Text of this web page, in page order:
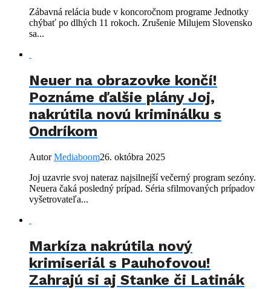
Zábavná relácia bude v koncoročnom programe Jednotky
chýbať po dlhých 11 rokoch. Zrušenie Milujem Slovensko
sa...
Neuer na obrazovke končí!
Poznáme ďalšie plány Joj,
nakrútila novú kriminálku s
Ondríkom
AutorMediaboom26. októbra 2025
Joj uzavrie svoj nateraz najsilnejší večerný program sezóny.
Neuera čaká posledný prípad. Séria sfilmovaných prípadov
vyšetrovateľa...
Markíza nakrútila nový
krimiseriál s Pauhofovou!
Zahrajú si aj Stanke či Latinák